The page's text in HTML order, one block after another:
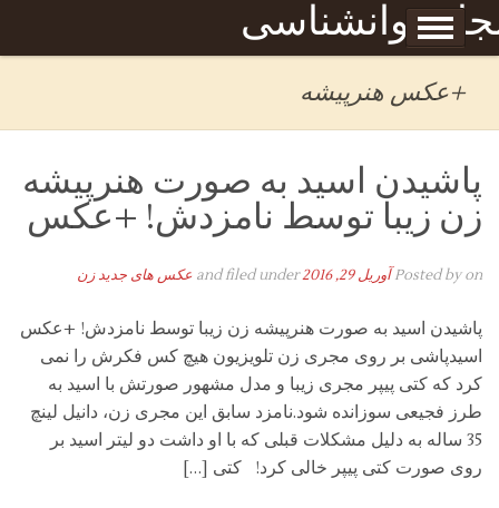
روانشناسی
Skip to content
برگه نمونه
+عکس هنرپیشه
پاشیدن اسید به صورت هنرپیشه
زن زیبا توسط نامزدش! +عکس
Posted byon آوریل 29, 2016 and filed under عکس های جدید زن
پاشیدن اسید به صورت هنرپیشه زن زیبا توسط نامزدش! +عکس
اسیدپاشی بر روی مجری زن تلویزیون هیچ کس فکرش را نمی
کرد که کتی پیپر مجری زیبا و مدل مشهور صورتش با اسید به
طرز فجیعی سوزانده شود.نامزد سابق این مجری زن، دانیل لینچ
35 ساله به دلیل مشکلات قبلی که با او داشت دو لیتر اسید بر
روی صورت کتی پیپر خالی کرد! کتی […]